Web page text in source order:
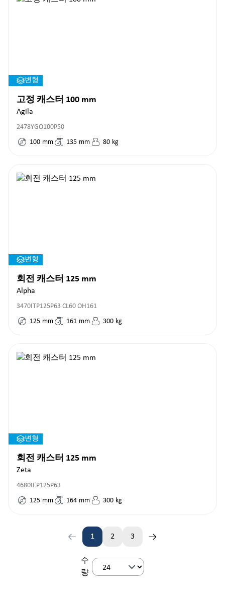
변형
고정 캐스터 100 mm
Agila
2478YGO100P50
100 mm 135 mm 80 kg
변형
회전 캐스터 125 mm
Alpha
3470ITP125P63 CL60 OH161
125 mm 161 mm 300 kg
변형
회전 캐스터 125 mm
Zeta
4680IEP125P63
125 mm 164 mm 300 kg
페이지
1 2
페이지
3
수
량